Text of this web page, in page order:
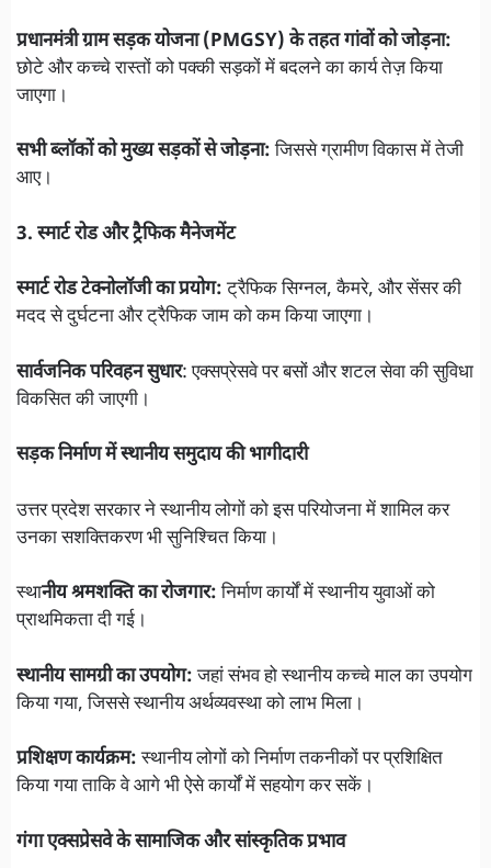
प्रधानमंत्री ग्राम सड़क योजना (PMGSY) के तहत गांवों को जोड़ना:
छोटे और कच्चे रास्तों को पक्की सड़कों में बदलने का कार्य तेज़ किया
जाएगा।
सभी ब्लॉकों को मुख्य सड़कों से जोड़ना:जिससे ग्रामीण विकास में तेजी
आए।
3. स्मार्ट रोड और ट्रैफिक मैनेजमेंट
स्मार्ट रोड टेक्नोलॉजी का प्रयोग:ट्रैफिक सिग्नल, कैमरे, और सेंसर की
मदद से दुर्घटना और ट्रैफिक जाम को कम किया जाएगा।
सार्वजनिक परिवहन सुधार: एक्सप्रेसवे पर बसों और शटल सेवा की सुविधा
विकसित की जाएगी।
सड़क निर्माण में स्थानीय समुदाय की भागीदारी
उत्तर प्रदेश सरकार ने स्थानीय लोगों को इस परियोजना में शामिल कर
उनका सशक्तिकरण भी सुनिश्चित किया।
स्थानीय श्रमशक्ति का रोजगार:निर्माण कार्यों में स्थानीय युवाओं को
प्राथमिकता दी गई।
स्थानीय सामग्री का उपयोग:जहां संभव हो स्थानीय कच्चे माल का उपयोग
किया गया, जिससे स्थानीय अर्थव्यवस्था को लाभ मिला।
प्रशिक्षण कार्यक्रम:स्थानीय लोगों को निर्माण तकनीकों पर प्रशिक्षित
किया गया ताकि वे आगे भी ऐसे कार्यों में सहयोग कर सकें।
गंगा एक्सप्रेसवे के सामाजिक और सांस्कृतिक प्रभाव